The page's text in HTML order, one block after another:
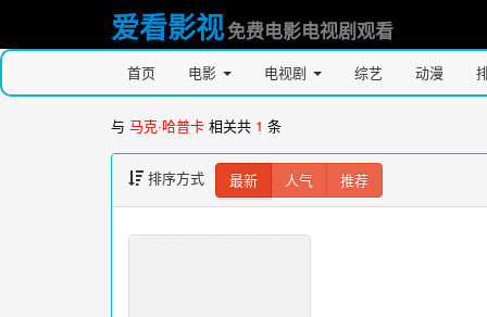
爱看影视免费电影电视剧观看
首页 电影 电视剧 综艺 动漫
与 马克·哈普卡 相关共 1 条
排序方式 最新 人气 推荐